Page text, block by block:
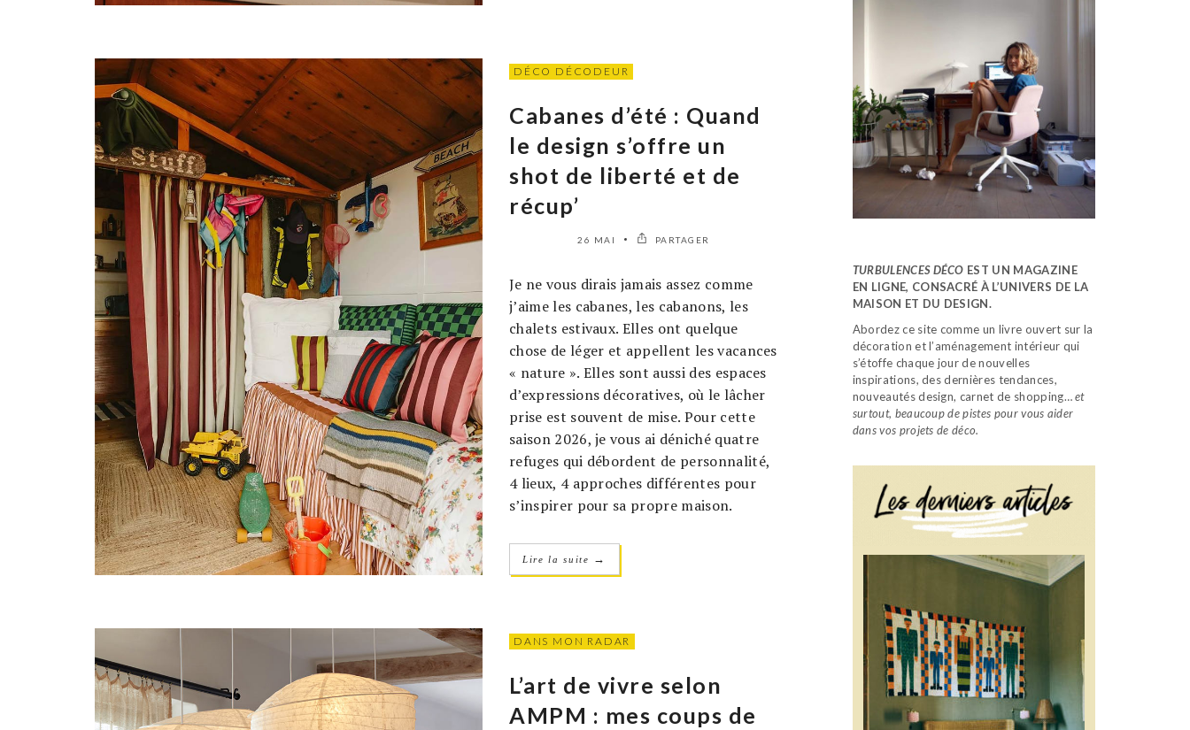
DÉCO DÉCODEUR
Cabanes d’été : Quand
le design s’offre un
shot de liberté et de
récup’
26 MAI PARTAGER
Je ne vous dirais jamais assez comme
j’aime les cabanes, les cabanons, les
chalets estivaux. Elles ont quelque
chose de léger et appellent les vacances
« nature ». Elles sont aussi des espaces
d’expressions décoratives, où le lâcher
prise est souvent de mise. Pour cette
saison 2026, je vous ai déniché quatre
refuges qui débordent de personnalité,
4 lieux, 4 approches différentes pour
s’inspirer pour sa propre maison.
Lire la suite →
DANS MON RADAR
L’art de vivre selon
AMPM : mes coups de
TURBULENCES DÉCO EST UN MAGAZINE
EN LIGNE, CONSACRÉ À L’UNIVERS DE LA
MAISON ET DU DESIGN.
Abordez ce site comme un livre ouvert sur la
décoration et l’aménagement intérieur qui
s’étoffe chaque jour de nouvelles
inspirations, des dernières tendances,
nouveautés design, carnet de shopping…et
surtout, beaucoup de pistes pour vous aider
dans vos projets de déco.